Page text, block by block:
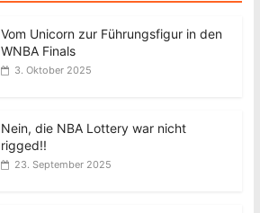
Vom Unicorn zur Führungsfigur in den
WNBA Finals
3. Oktober 2025
Nein, die NBA Lottery war nicht
rigged!!
23. September 2025